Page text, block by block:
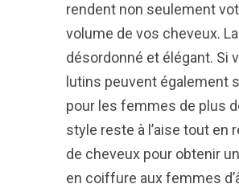
rendent non seulement
volume de vos cheveux.
désordonné et élégant. Si
lutins peuvent également
pour les femmes de plus
style reste à l’aise tout
de cheveux pour obtenir
en coiffure aux femmes